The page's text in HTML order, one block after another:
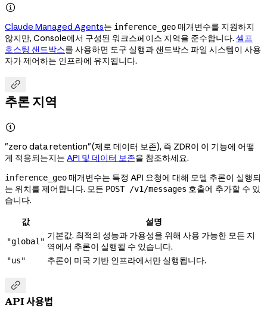

Claude Managed Agents는 inference_geo매개변수를 지원하지
않지만, Console에서 구성된 워크스페이스 지역을 준수합니다. 셀프
호스팅 샌드박스를 사용하면 도구 실행과 샌드박스 파일 시스템이 사용
자가 제어하는 인프라에 유지됩니다.

추론 지역

"zero data retention"(제로 데이터 보존), 즉 ZDR이 이 기능에 어떻
게 적용되는지는 API 및 데이터 보존을 참조하세요.
inference_geo매개변수는 특정 API 요청에 대해 모델 추론이 실행되
는 위치를 제어합니다. 모든 POST /v1/messages 호출에 추가할 수 있
습니다.
값
설명
"global"
기본값. 최적의 성능과 가용성을 위해 사용 가능한 모든 지
역에서 추론이 실행될 수 있습니다.
"us" 추론이 미국 기반 인프라에서만 실행됩니다.

API 사용법